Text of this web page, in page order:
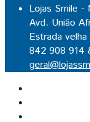
Lojas Smile -
Avd. União
Estrada
842 908 914